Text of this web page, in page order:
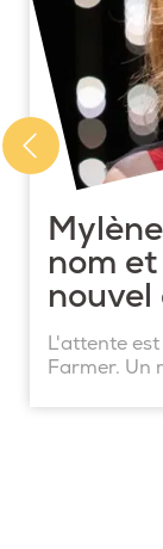
nom
L'attente
Farmer. Un